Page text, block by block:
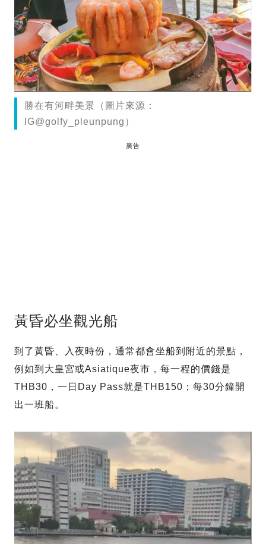
勝在有河畔美景（圖片來源：
IG@golfy_pleunpung）
廣告
黃昏必坐觀光船
到了黃昏、入夜時份，通常都會坐船到附近的景點，
例如到大皇宮或Asiatique夜市，每一程的價錢是
THB30，一日Day Pass就是THB150；每30分鐘開
出一班船。